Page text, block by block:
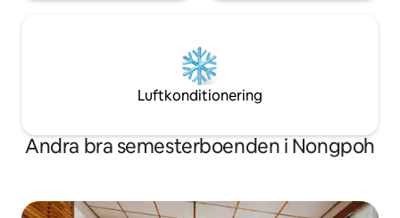
Luftkonditionering
Andra bra semesterboenden i Nongpoh